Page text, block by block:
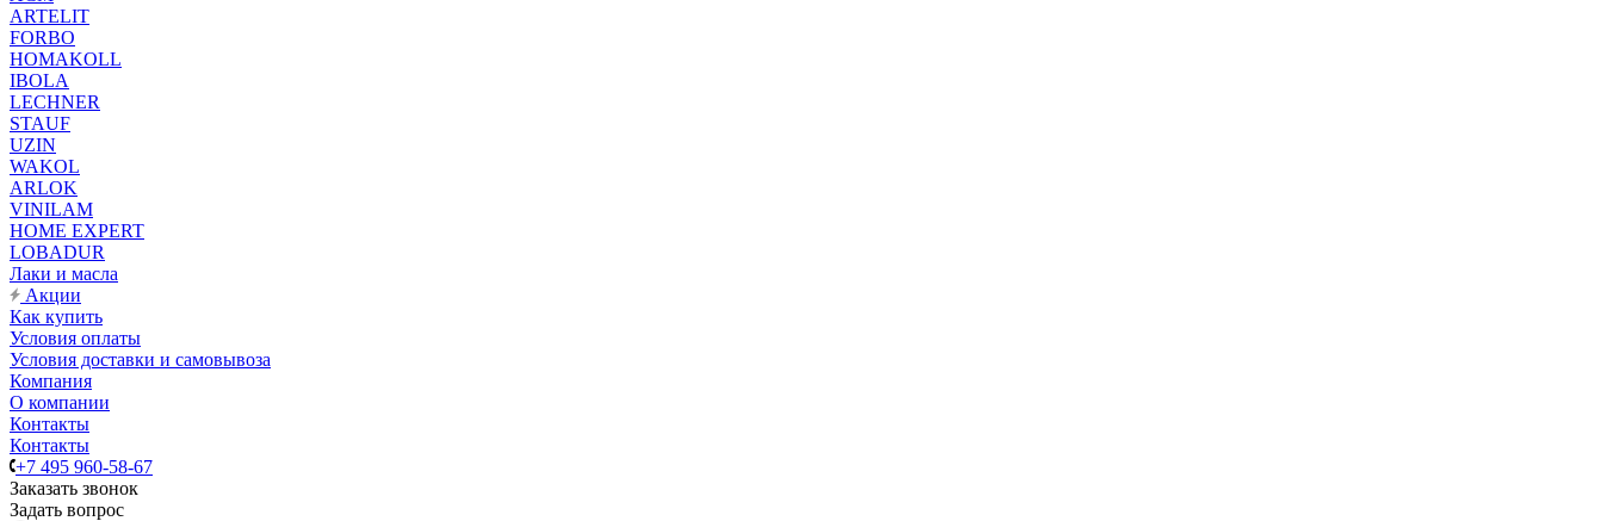
ARTELIT
FORBO
HOMAKOLL
IBOLA
LECHNER
STAUF
UZIN
WAKOL
ARLOK
VINILAM
HOME EXPERT
LOBADUR
Лаки и масла
Акции
Как купить
Условия оплаты
Условия доставки и самовывоза
Компания
О компании
Контакты
Контакты
+7 495 960-58-67
Заказать звонок
Задать вопрос